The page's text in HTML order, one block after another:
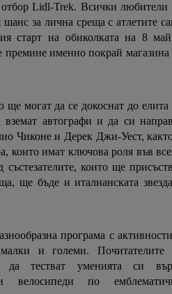
отбор Lidl-Trek. Всички любители
за лична среща с атлетите
старт на обиколката на 8
премине именно покрай магазина
ще могат да се докоснат до елита
вземат автографи и да си
Чиконе и Дерек Джи-Уест,
които имат ключова роля във
състезателите, които ще
ще бъде и италианската
програма с
и големи. Почитателите
да тестват уменията си
велосипеди по